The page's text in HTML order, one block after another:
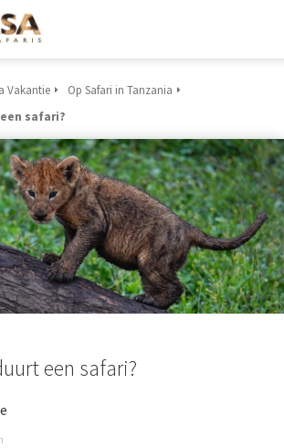
Vakantie
Op Safari in Tanzania
safari?
een safari?